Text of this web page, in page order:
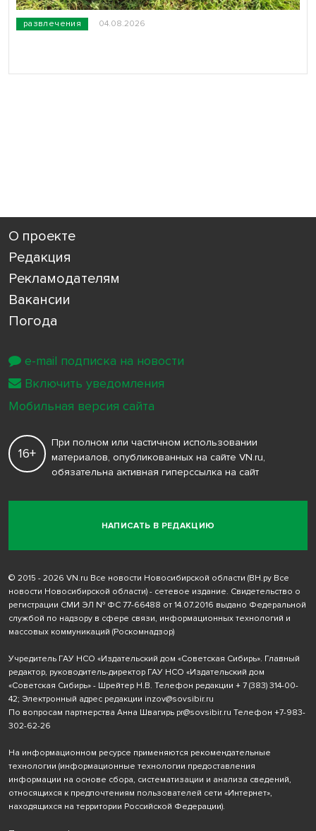
развлечения 04.08.2026
О проекте
Редакция
Рекламодателям
Вакансии
Погода
НАПИСАТЬ В РЕДАКЦИЮ
16+
При полном или частичном использовании
материалов, опубликованных на сайте VN.ru,
обязательна активная гиперссылка на сайт
© 2015 - 2026 VN.ru Все новости Новосибирской области (ВН.ру Все
новости Новосибирской области) - сетевое издание. Свидетельство о
регистрации СМИ ЭЛ № ФС 77-66488 от 14.07.2016 выдано Федеральной
службой по надзору в сфере связи, информационных технологий и
массовых коммуникаций (Роскомнадзор)
Учредитель ГАУ НСО «Издательский дом «Советская Сибирь». Главный
редактор, руководитель-директор ГАУ НСО «Издательский дом
«Советская Сибирь» - Шрейтер Н.В. Телефон редакции + 7 (383) 314-00-
42; Электронный адрес редакции inzov@sovsibir.ru
По вопросам партнерства Анна Швагирь pr@sovsibir.ru Телефон +7-983-
302-62-26
На информационном ресурсе применяются рекомендательные
технологии (информационные технологии предоставления
информации на основе сбора, систематизации и анализа сведений,
относящихся к предпочтениям пользователей сети «Интернет»,
находящихся на территории Российской Федерации).
e-mail подписка на новости
Включить уведомления
Мобильная версия сайта